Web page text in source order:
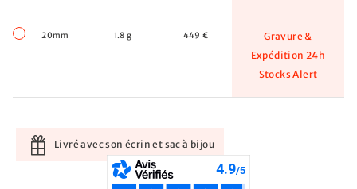
20mm 1.8 g 449 €
Gravure &
Expédition 24h
Stocks Alert
Livré avec son écrin et sac à bijou